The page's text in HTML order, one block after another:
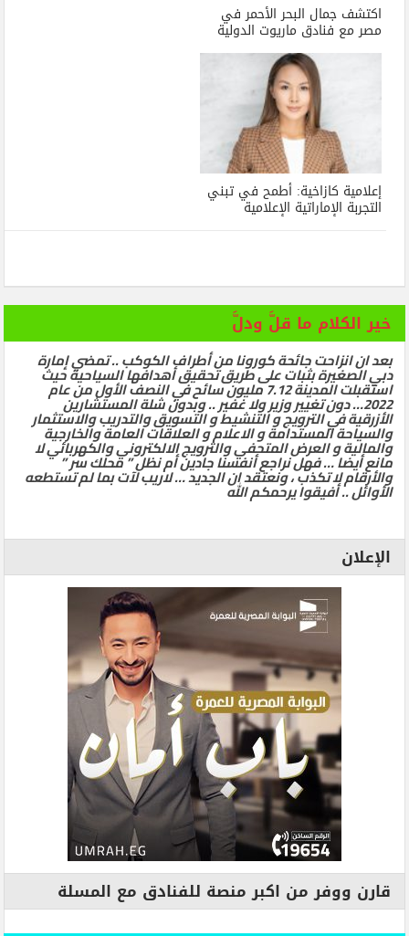
اكتشف جمال البحر الأحمر في
مصر مع فنادق ماريوت الدولية
إعلامية كازاخية: أطمح في تبني
التجربة الإماراتية الإعلامية
خير الكلام ما قلَّ ودلَّ
بعد ان انزاحت جائحة كورونا من أطراف الكوكب .. تمضي إمارة
دبي الصغيرة بثبات على طريق تحقيق أهدافها السياحية حيث
استقبلت المدينة 7.12 مليون سائح في النصف الأول من عام
2022… دون تغيير وزير ولا غفير .. وبدون شلة المستشارين
الأزرقية في الترويج و التنشيط و التسويق والتدريب والاستثمار
والسياحة المستدامة و الاعلام و العلاقات العامة والخارجية
والمالية و العرض المتحفي والترويج الالكتروني والكهربائي لا
مانع أيضا … فهل نراجع أنفسنا جادين أم نظل ” محلك سر ”
والأرقام لا تكذب ، ونعتقد ان الجديد … لاريب لآت بما لم تستطعه
الأوائل .. أفيقوا يرحمكم الله
الإعلان
قارن ووفر من اكبر منصة للفنادق مع المسلة